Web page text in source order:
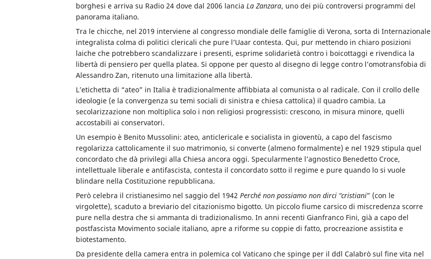
borghesi e arriva su Radio 24 dove dal 2006 lancia La Zanzara, uno dei più controversi programmi del
panorama italiano.
Tra le chicche, nel 2019 interviene al congresso mondiale delle famiglie di Verona, sorta di Internazionale
integralista colma di politici clericali che pure l’Uaar contesta. Qui, pur mettendo in chiaro posizioni
laiche che potrebbero scandalizzare i presenti, esprime solidarietà contro i boicottaggi e rivendica la
libertà di pensiero per quella platea. Si oppone per questo al disegno di legge contro l’omotransfobia di
Alessandro Zan, ritenuto una limitazione alla libertà.
L’etichetta di “ateo” in Italia è tradizionalmente affibbiata al comunista o al radicale. Con il crollo delle
ideologie (e la convergenza su temi sociali di sinistra e chiesa cattolica) il quadro cambia. La
secolarizzazione non moltiplica solo i non religiosi progressisti: crescono, in misura minore, quelli
accostabili ai conservatori.
Un esempio è Benito Mussolini: ateo, anticlericale e socialista in gioventù, a capo del fascismo
regolarizza cattolicamente il suo matrimonio, si converte (almeno formalmente) e nel 1929 stipula quel
concordato che dà privilegi alla Chiesa ancora oggi. Specularmente l’agnostico Benedetto Croce,
intellettuale liberale e antifascista, contesta il concordato sotto il regime e pure quando lo si vuole
blindare nella Costituzione repubblicana.
Però celebra il cristianesimo nel saggio del 1942 Perché non possiamo non dirci “cristiani” (con le
virgolette), scaduto a breviario del citazionismo bigotto. Un piccolo fiume carsico di miscredenza scorre
pure nella destra che si ammanta di tradizionalismo. In anni recenti Gianfranco Fini, già a capo del
postfascista Movimento sociale italiano, apre a riforme su coppie di fatto, procreazione assistita e
biotestamento.
Da presidente della camera entra in polemica col Vaticano che spinge per il ddl Calabrò sul fine vita nel